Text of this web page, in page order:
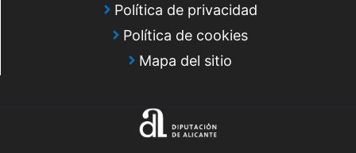
Política de privacidad
Política de cookies
Mapa del sitio